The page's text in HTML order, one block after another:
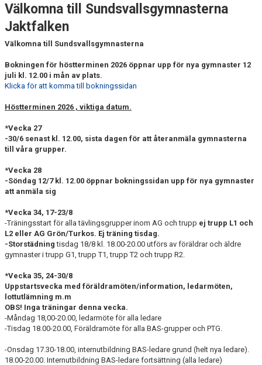
Välkomna till Sundsvallsgymnasterna
Jaktfalken
Välkomna till Sundsvallsgymnasterna
Bokningen för höstterminen 2026 öppnar upp för nya gymnaster 12
juli kl. 12.00 i mån av plats.
Klicka för att komma till bokningssidan
Höstterminen 2026 , viktiga datum.
*Vecka 27
-30/6 senast kl. 12.00, sista dagen för att återanmäla gymnasterna
till våra grupper.
*Vecka 28
-Söndag 12/7 kl. 12.00 öppnar bokningssidan upp för nya gymnaster
att anmäla sig
*Vecka 34, 17-23/8
-Träningsstart för alla tävlingsgrupper inom AG och trupp ej trupp L1 och
L2 eller AG Grön/Turkos. Ej träning tisdag.
-Storstädningtisdag 18/8 kl. 18.00-20.00 utförs av föräldrar och äldre
gymnaster i trupp G1, trupp T1, trupp T2 och trupp R2.
*Vecka 35, 24-30/8
Uppstartsvecka med föräldramöten/information, ledarmöten,
lottutlämning m.m
OBS! Inga träningar denna vecka.
-Måndag 18,00-20.00, ledarmöte för alla ledare
-Tisdag 18.00-20.00, Föräldramöte för alla BAS-grupper och PTG.
-Onsdag 17.30-18.00, internutbildning BAS-ledare grund (helt nya ledare).
18.00-20.00. Internutbildning BAS-ledare fortsättning (alla ledare)